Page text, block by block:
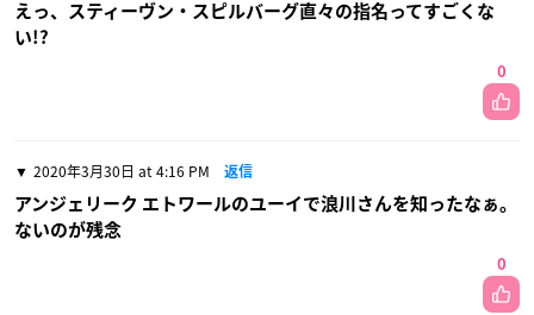
えっ、スティーヴン・スピルバーグ直々の指名ってすごくな
い!?
0
2020年3月30日 at 4:16 PM 返信
アンジェリーク エトワールのユーイで浪川さんを知ったなぁ。
ないのが残念
0